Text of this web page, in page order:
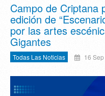
Campo de Criptana
edición de
por las artes
Gigantes
Todas Las Noticias 16